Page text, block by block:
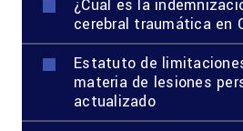
¿Cuál es la
cerebral traumática en
Estatuto de
materia de lesiones
actualizado